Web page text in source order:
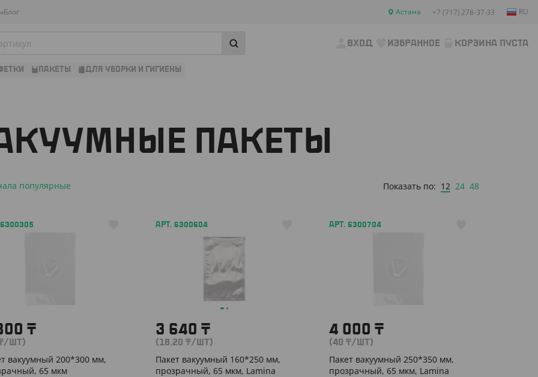
Блог Астана +7 (717) 278-37-33 RU
ВХОД ИЗБРАННОЕ КОРЗИНА ПУСТА
ПАКЕТЫ ДЛЯ УБОРКИ И ГИГИЕНЫ
ПАКЕТЫ
популярные Показать по: 12 24 48
₸
/ШТ)
вакуумный 200*300 мм,
65 мкм
АРТ. 6300604
3 640 ₸
(18.20 ₸/ШТ)
Пакет вакуумный 160*250 мм,
прозрачный, 65 мкм, Lamina
АРТ. 6300704
4 000₸
(40₸/ШТ)
Пакет вакуумный 250*350 мм,
прозрачный, 65 мкм, Lamina